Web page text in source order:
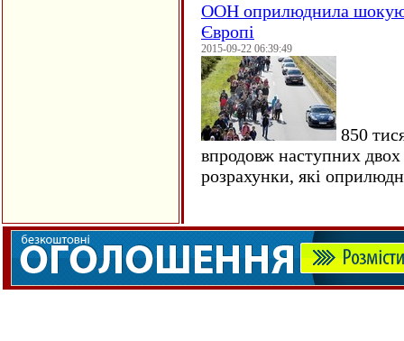
ООН оприлюднила
Європі
2015-09-22 06:39:49
850
впродовж наступних
розрахунки, які